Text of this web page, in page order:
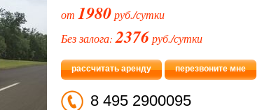
от 1980руб./сутки
Без залога: 2376руб./сутки
рассчитать аренду перезвоните мне
8 495 2900095